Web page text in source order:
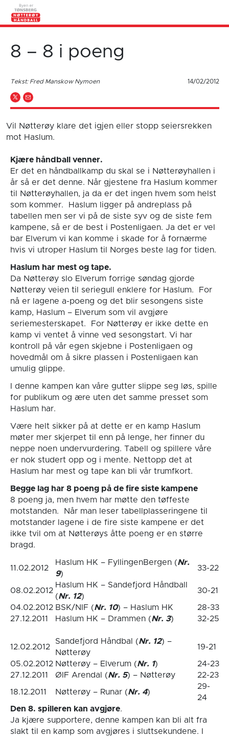
8 – 8 i poeng
Tekst: Fred Manskow Nymoen 14/02/2012
Vil Nøtterøy klare det igjen eller stopp seiersrekken
mot Haslum.
Kjære håndball venner.
Er det en håndballkamp du skal se i Nøtterøyhallen i
år så er det denne. Når gjestene fra Haslum kommer
til Nøtterøyhallen, ja da er det ingen hvem som helst
som kommer. Haslum ligger på andreplass på
tabellen men ser vi på de siste syv og de siste fem
kampene, så er de best i Postenligaen. Ja det er vel
bar Elverum vi kan komme i skade for å fornærme
hvis vi utroper Haslum til Norges beste lag for tiden.
Haslum har mest og tape.
Da Nøtterøy slo Elverum forrige søndag gjorde
Nøtterøy veien til seriegull enklere for Haslum. For
nå er lagene a-poeng og det blir sesongens siste
kamp, Haslum – Elverum som vil avgjøre
seriemesterskapet. For Nøtterøy er ikke dette en
kamp vi ventet å vinne ved sesongstart. Vi har
kontroll på vår egen skjebne i Postenligaen og
hovedmål om å sikre plassen i Postenligaen kan
umulig glippe.
I denne kampen kan våre gutter slippe seg løs, spille
for publikum og ære uten det samme presset som
Haslum har.
Være helt sikker på at dette er en kamp Haslum
møter mer skjerpet til enn på lenge, her finner du
neppe noen undervurdering. Tabell og spillere våre
er nok studert opp og i mente. Nettopp det at
Haslum har mest og tape kan bli vår trumfkort.
Begge lag har 8 poeng på de fire siste kampene
8 poeng ja, men hvem har møtte den tøffeste
motstanden. Når man leser tabellplasseringene til
motstander lagene i de fire siste kampene er det
ikke tvil om at Nøtterøys åtte poeng er en større
bragd.
11.02.2012
Haslum HK – FyllingenBergen (Nr.
9)
33-22
08.02.2012
Haslum HK – Sandefjord Håndball
(Nr. 12)
30-21
04.02.2012 BSK/NIF (Nr. 10) – Haslum HK
28-33
27.12.2011
Haslum HK – Drammen (Nr. 3) 32-25
12.02.2012
Sandefjord Håndbal (Nr. 12) –
Nøtterøy
19-21
05.02.2012 Nøtterøy – Elverum (Nr. 1)
24-23
27.12.2011
ØIF Arendal (Nr. 5) – Nøtterøy 22-23
18.12.2011 Nøtterøy – Runar (Nr. 4)
29-
24
Den 8. spilleren kan avgjøre.
Ja kjære supportere, denne kampen kan bli alt fra
slakt til en kamp som avgjøres i sluttsekundene. I